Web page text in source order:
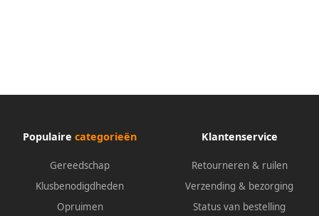
Populaire categorieën
Gereedschap
Klusbenodigdheden
Opruimen
Klantenservice
Retourneren & ruilen
Verzending & bezorging
Status van bestelling